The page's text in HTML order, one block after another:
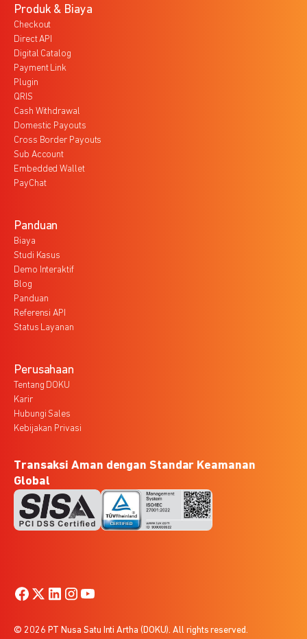
Produk & Biaya
Checkout
Direct API
Digital Catalog
Payment Link
Plugin
QRIS
Cash Withdrawal
Domestic Payouts
Cross Border Payouts
Sub Account
Embedded Wallet
PayChat
Panduan
Biaya
Studi Kasus
Demo Interaktif
Blog
Panduan
Referensi API
Status Layanan
Perusahaan
Tentang DOKU
Karir
Hubungi Sales
Kebijakan Privasi
Transaksi Aman dengan Standar Keamanan
Global
© 2026 PT Nusa Satu Inti Artha (DOKU). All rights reserved.